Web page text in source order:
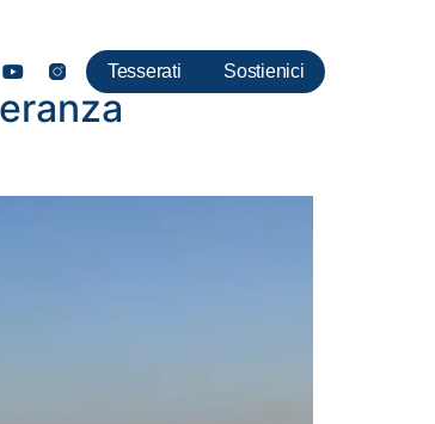
Tesserati Sostienici